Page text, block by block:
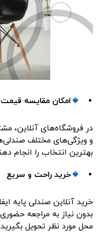
امکان مقایسه
در فروشگاه‌های آنلاین،
و ویژگی‌های مختلف
بهترین انتخاب را انجام
خرید راحت و سریع
خرید آنلاین صندلی پایه
بدون نیاز به مراجعه
محل مورد نظر تحویل